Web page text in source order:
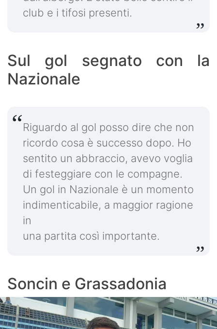
club e i tifosi presenti.
Sul gol segnato con la
Nazionale
Riguardo al gol posso dire che non
ricordo cosa è successo dopo. Ho
sentito un abbraccio, avevo voglia
di festeggiare con le compagne.
Un gol in Nazionale è un momento
indimenticabile, a maggior ragione
in
una partita così importante.
Soncin e Grassadonia